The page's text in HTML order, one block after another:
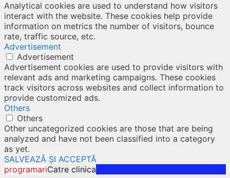
Analytical cookies are used to understand how visitors
interact with the website. These cookies help provide
information on metrics the number of visitors, bounce
rate, traffic source, etc.
Advertisement
Advertisement
Advertisement cookies are used to provide visitors with
relevant ads and marketing campaigns. These cookies
track visitors across websites and collect information to
provide customized ads.
Others
Others
Other uncategorized cookies are those that are being
analyzed and have not been classified into a category
as yet.
SALVEAZĂ ȘI ACCEPTĂ
programariCatre clinica